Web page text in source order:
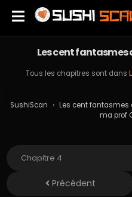
Les cent fantasmes
Tous les chapitres sont dans
SushiScan › Les cent fantasmes
ma prof
Précédent